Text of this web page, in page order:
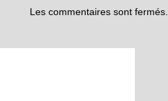
Les commentaires sont fermés.